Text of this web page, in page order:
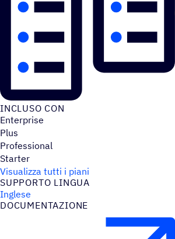
INCLUSO CON
Enterprise
Plus
Professional
Starter
Visualizza tutti i piani
SUPPORTO LINGUA
Inglese
DOCU­MEN­TA­ZIONE